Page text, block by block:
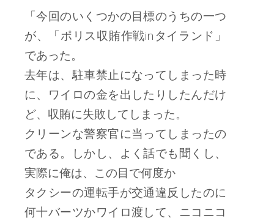
「今回のいくつかの目標のうちの一つ
が、「ポリス収賄作戦inタイランド」
であった。
去年は、駐車禁止になってしまった時
に、ワイロの金を出したりしたんだけ
ど、収賄に失敗してしまった。
クリーンな警察官に当ってしまったの
である。しかし、よく話でも聞くし、
実際に俺は、この目で何度か
タクシーの運転手が交通違反したのに
何十バーツかワイロ渡して、ニコニコ